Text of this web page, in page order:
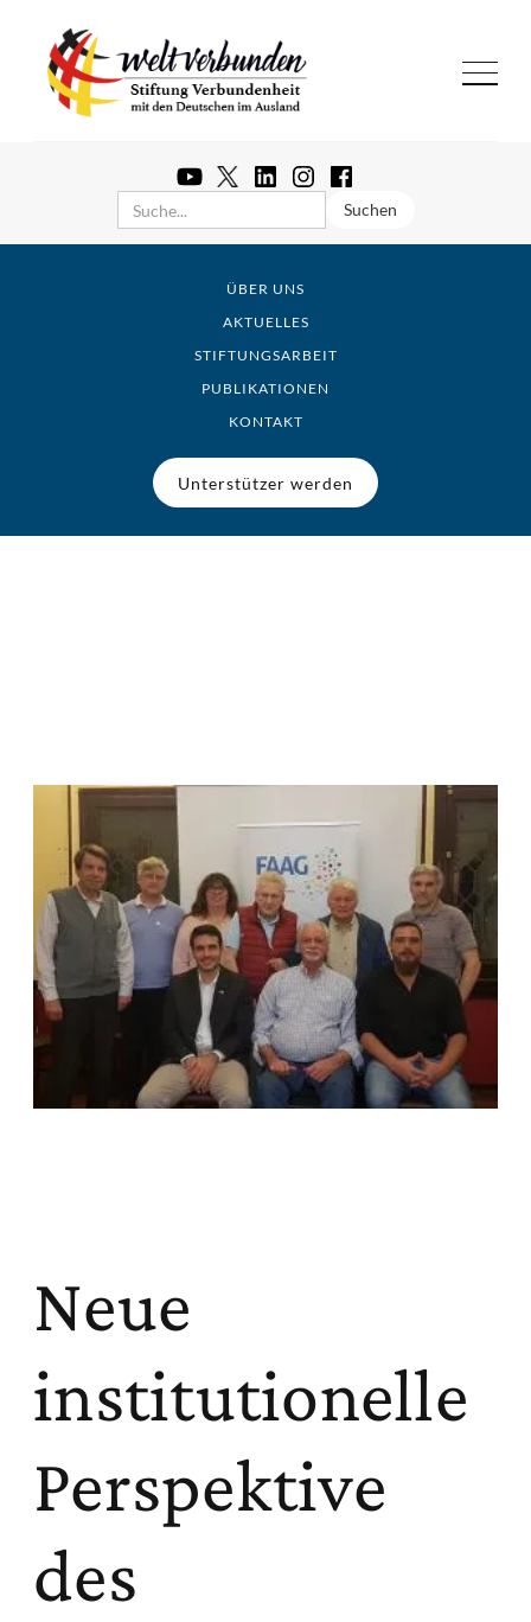
ÜBER UNS
AKTUELLES
STIFTUNGSARBEIT
PUBLIKATIONEN
KONTAKT
Unterstützer werden
Neue
institutionelle
Perspektive
des